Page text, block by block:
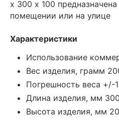
х 300 х 100
помещении или на улице
Характеристики
Использование
Вес изделия, грамм
Погрешность веса +/-
Длина изделия, мм
Высота изделия, мм